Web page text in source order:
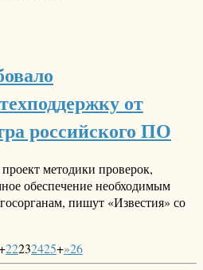
от
российского ПО
методики проверок,
обеспечение необходимым
пишут «Известия» со
22232425+»26